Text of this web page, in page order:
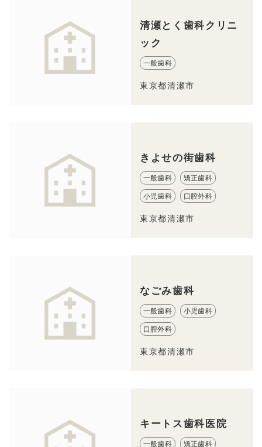
清瀬とく歯科クリニ
ック
一般歯科
東京都清瀬市
きよせの街歯科
一般歯科 矯正歯科
小児歯科 口腔外科
東京都清瀬市
なごみ歯科
一般歯科 小児歯科
口腔外科
東京都清瀬市
キートス歯科医院
一般歯科 矯正歯科